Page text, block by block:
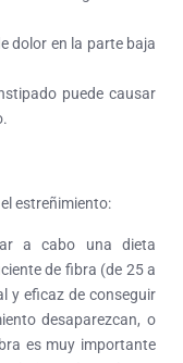
dolor en la parte baja
puede causar
estreñimiento:
a cabo una dieta
de fibra (de 25 a
y eficaz de conseguir
desaparezcan, o
es muy importante